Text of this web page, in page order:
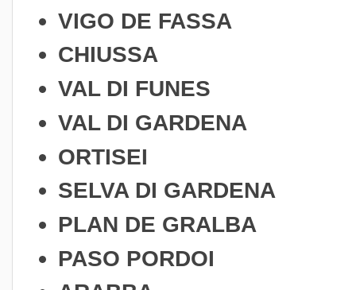
VIGO DE FASSA
CHIUSSA
VAL DI FUNES
VAL DI GARDENA
ORTISEI
SELVA DI GARDENA
PLAN DE GRALBA
PASO PORDOI